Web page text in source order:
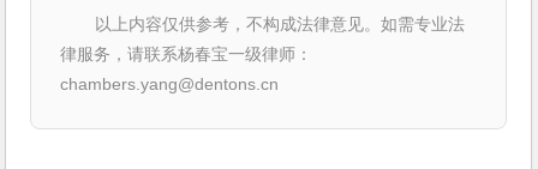
以上内容仅供参考，不构成法律意见。如需专业法
律服务，请联系杨春宝一级律师：
chambers.yang@dentons.cn